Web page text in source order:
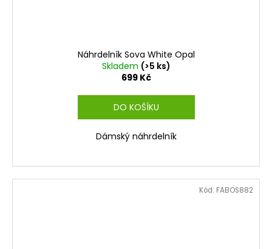
Náhrdelník Sova White Opal
Skladem (>5 ks)
699 Kč
DO KOŠÍKU
Dámský náhrdelník
Kód: FABOS882